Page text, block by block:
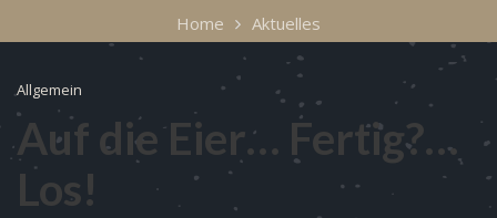
Home Aktuelles
Allgemein
Auf die Eier… Fertig?…
Los!